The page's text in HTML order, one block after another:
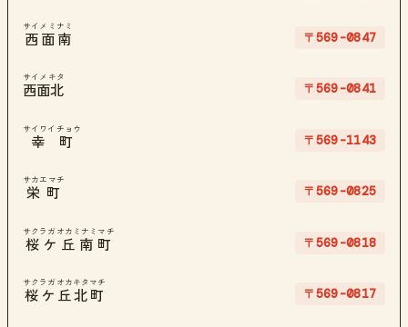
西面南
サイメミナミ
〒569-0847
西面北
サイメキタ
〒569-0841
幸町
サイワイチョウ
〒569-1143
栄町
サカエマチ
〒569-0825
桜ケ丘南町
サクラガオカミナミマチ
〒569-0818
桜ケ丘北町
サクラガオカキタマチ
〒569-0817